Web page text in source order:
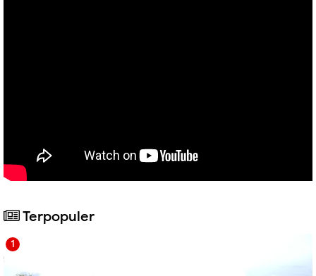
Terpopuler